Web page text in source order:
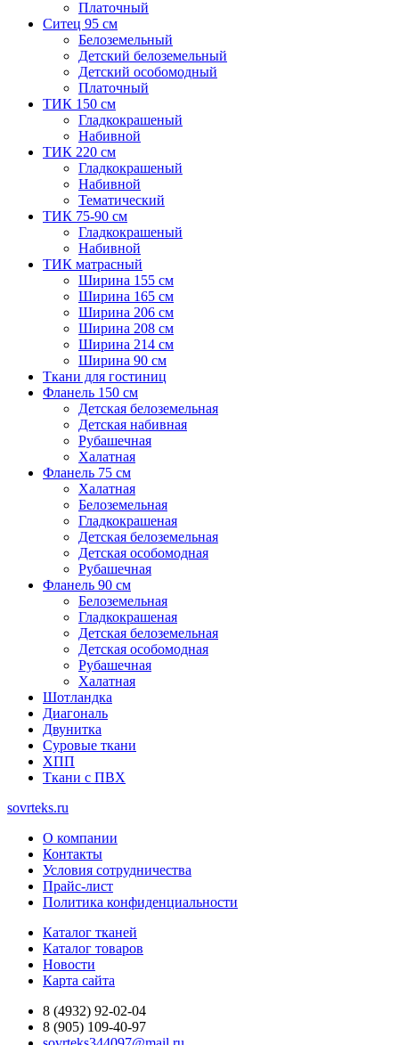
Платочный
Ситец 95 см
Белоземельный
Детский белоземельный
Детский особомодный
Платочный
ТИК 150 см
Гладкокрашеный
Набивной
ТИК 220 см
Гладкокрашеный
Набивной
Тематический
ТИК 75-90 см
Гладкокрашеный
Набивной
ТИК матрасный
Ширина 155 см
Ширина 165 см
Ширина 206 см
Ширина 208 см
Ширина 214 см
Ширина 90 см
Ткани для гостиниц
Фланель 150 см
Детская белоземельная
Детская набивная
Рубашечная
Халатная
Фланель 75 см
Халатная
Белоземельная
Гладкокрашеная
Детская белоземельная
Детская особомодная
Рубашечная
Фланель 90 см
Белоземельная
Гладкокрашеная
Детская белоземельная
Детская особомодная
Рубашечная
Халатная
Шотландка
Диагональ
Двунитка
Суровые ткани
ХПП
Ткани с ПВХ
sovrteks.ru
О компании
Контакты
Условия сотрудничества
Прайс-лист
Политика конфиденциальности
Каталог тканей
Каталог товаров
Новости
Карта сайта
8 (4932) 92-02-04
8 (905) 109-40-97